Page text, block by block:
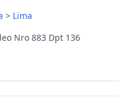
> Lima
Nro 883 Dpt 136